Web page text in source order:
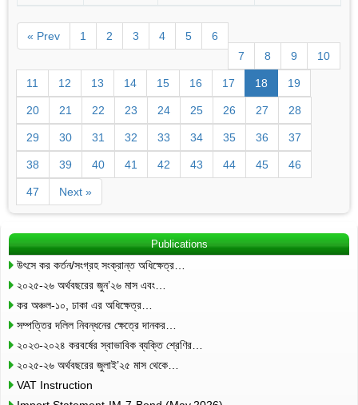
« Prev 1 2 3 4 5
6
7
8 9 10
11 12 13 14 15 16 17 18 19
20 21 22 23 24 25 26 27 28
29 30 31 32 33 34 35 36 37
38 39 40 41 42 43 44 45 46
47 Next »
Publications
উৎসে কর কর্তন/সংগ্রহ সংক্রান্ত অধিক্ষেত্র…
২০২৫-২৬ অর্থবছরের জুন’২৬ মাস এবং…
কর অঞ্চল-১০, ঢাকা এর অধিক্ষেত্র…
সম্পত্তির দলিল নিবন্ধনের ক্ষেত্রে দানকর…
২০২৩-২০২৪ করবর্ষের স্বাভাবিক ব্যক্তি শ্রেণির…
২০২৫-২৬ অর্থবছরের জুলাই’২৫ মাস থেকে…
VAT Instruction